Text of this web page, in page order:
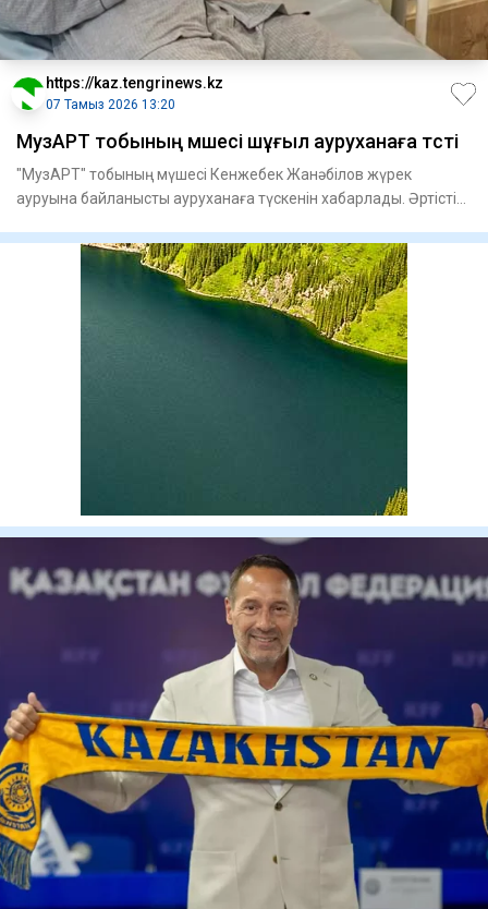
https://kaz.tengrinews.kz
07 Тамыз 2026 13:20
МузАРТ тобының мүшесі шұғыл ауруханаға түсті
"МузАРТ" тобының мүшесі Кенжебек Жанәбілов жүрек
ауруына байланысты ауруханаға түскенін хабарлады. Әртістің